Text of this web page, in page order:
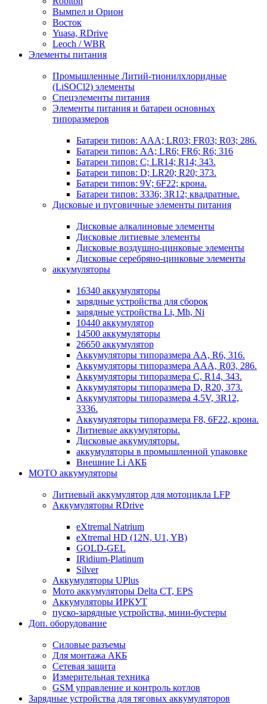
Вымпел и Орион
Восток
Yuasa, RDrive
Leoch / WBR
Элементы питания
Промышленные Литий-тионилхлоридные
(LiSOCl2) элементы
Спецэлементы питания
Элементы питания и батареи основных
типоразмеров
Батареи типов: AAA; LR03; FR03; R03; 286.
Батареи типов: AA; LR6; FR6; R6; 316
Батареи типов: C; LR14; R14; 343.
Батареи типов: D; LR20; R20; 373.
Батареи типов: 9V; 6F22; крона.
Батареи типов: 3336; 3R12; квадратные.
Дисковые и пуговичные элементы питания
Дисковые алкалиновые элементы
Дисковые литиевые элементы
Дисковые воздушно-цинковые элементы
Дисковые серебряно-цинковые элементы
аккумуляторы
16340 аккумуляторы
зарядные устройства для сборок
зарядные устройства Li, Mh, Ni
10440 аккумулятор
14500 аккумуляторы
26650 аккумулятор
Аккумуляторы типоразмера АА, R6, 316.
Аккумуляторы типоразмера ААА, R03, 286.
Аккумуляторы типоразмера С, R14, 343.
Аккумуляторы типоразмера D, R20, 373.
Аккумуляторы типоразмера 4.5V, 3R12,
3336.
Аккумуляторы типоразмера F8, 6F22, крона.
Литиевые аккумуляторы.
Дисковые аккумуляторы.
аккумуляторы в промышленной упаковке
Внешние Li АКБ
МОТО аккумуляторы
Литиевый аккумулятор для мотоцикла LFP
Аккумуляторы RDrive
eXtremal Natrium
eXtremal HD (12N, U1, YB)
GOLD-GEL
IRidium-Platinum
Silver
Аккумуляторы UPlus
Мото аккумуляторы Delta CT, EPS
Аккумуляторы ИРКУТ
пуско-зарядные устройства, мини-бустеры
Доп. оборудование
Силовые разъемы
Для монтажа АКБ
Сетевая защита
Измерительная техника
GSM управление и контроль котлов
Зарядные устройства для тяговых аккумуляторов